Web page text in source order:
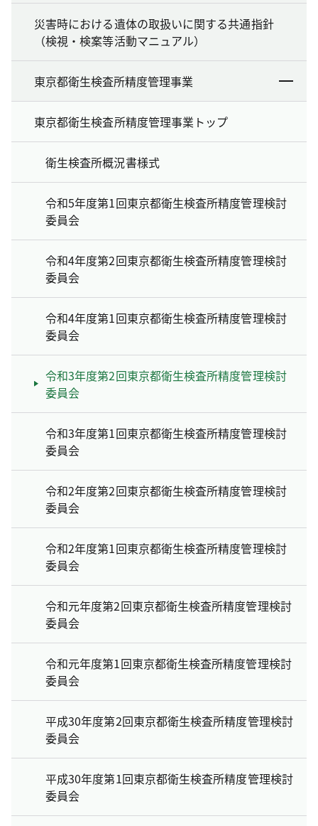
災害時における遺体の取扱いに関する共通指針
（検視・検案等活動マニュアル）
東京都衛生検査所精度管理事業
東京都衛生検査所精度管理事業トップ
衛生検査所概況書様式
令和5年度第1回東京都衛生検査所精度管理検討
委員会
令和4年度第2回東京都衛生検査所精度管理検討
委員会
令和4年度第1回東京都衛生検査所精度管理検討
委員会
令和3年度第2回東京都衛生検査所精度管理検討
委員会
令和3年度第1回東京都衛生検査所精度管理検討
委員会
令和2年度第2回東京都衛生検査所精度管理検討
委員会
令和2年度第1回東京都衛生検査所精度管理検討
委員会
令和元年度第2回東京都衛生検査所精度管理検討
委員会
令和元年度第1回東京都衛生検査所精度管理検討
委員会
平成30年度第2回東京都衛生検査所精度管理検討
委員会
平成30年度第1回東京都衛生検査所精度管理検討
委員会